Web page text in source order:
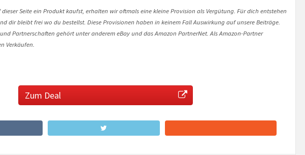
Seite ein Produkt kaufst, erhalten wir oftmals eine kleine Provision als Vergütung. Für dich entstehen
dir bleibt frei wo du bestellst. Diese Provisionen haben in keinem Fall Auswirkung auf unsere Beiträge.
Partnerschaften gehört unter anderem eBay und das Amazon PartnerNet. Als Amazon-Partner
Verkäufen.
Zum Deal